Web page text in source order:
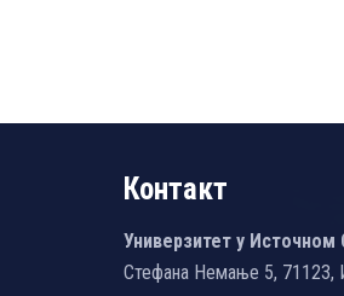
Контакт
Универзитет у Источном
Стефана Немање 5, 71123,